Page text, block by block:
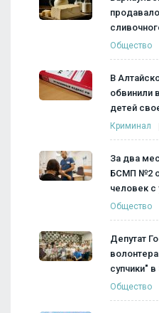
Общество
В
обвинили
детей
Криминал
За два
БСМП №2
человек
Общество
Депутат
супчики"
Общество